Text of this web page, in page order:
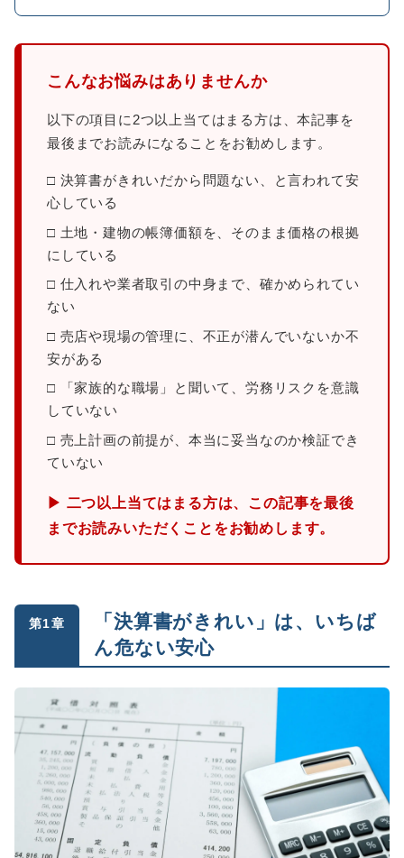
こんなお悩みはありませんか
以下の項目に2つ以上当てはまる方は、本記事を
最後までお読みになることをお勧めします。
□ 決算書がきれいだから問題ない、と言われて安
心している
□ 土地・建物の帳簿価額を、そのまま価格の根拠
にしている
□ 仕入れや業者取引の中身まで、確かめられてい
ない
□ 売店や現場の管理に、不正が潜んでいないか不
安がある
□ 「家族的な職場」と聞いて、労務リスクを意識
していない
□ 売上計画の前提が、本当に妥当なのか検証でき
ていない
▶ 二つ以上当てはまる方は、この記事を最後
までお読みいただくことをお勧めします。
第1章
「決算書がきれい」は、いちば
ん危ない安心